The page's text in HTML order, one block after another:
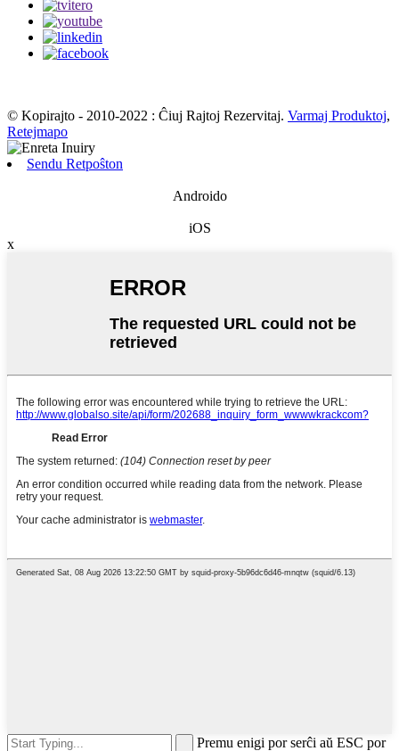
© Kopirajto - 2010-2022 : Ĉiuj Rajtoj Rezervitaj. Varmaj Produktoj,
Retejmapo
Sendu Retpoŝton
Androido
iOS
x
Premu enigi por serĉi aŭ ESC por